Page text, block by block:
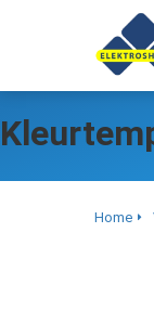
Home
over
gedrag van een
op de